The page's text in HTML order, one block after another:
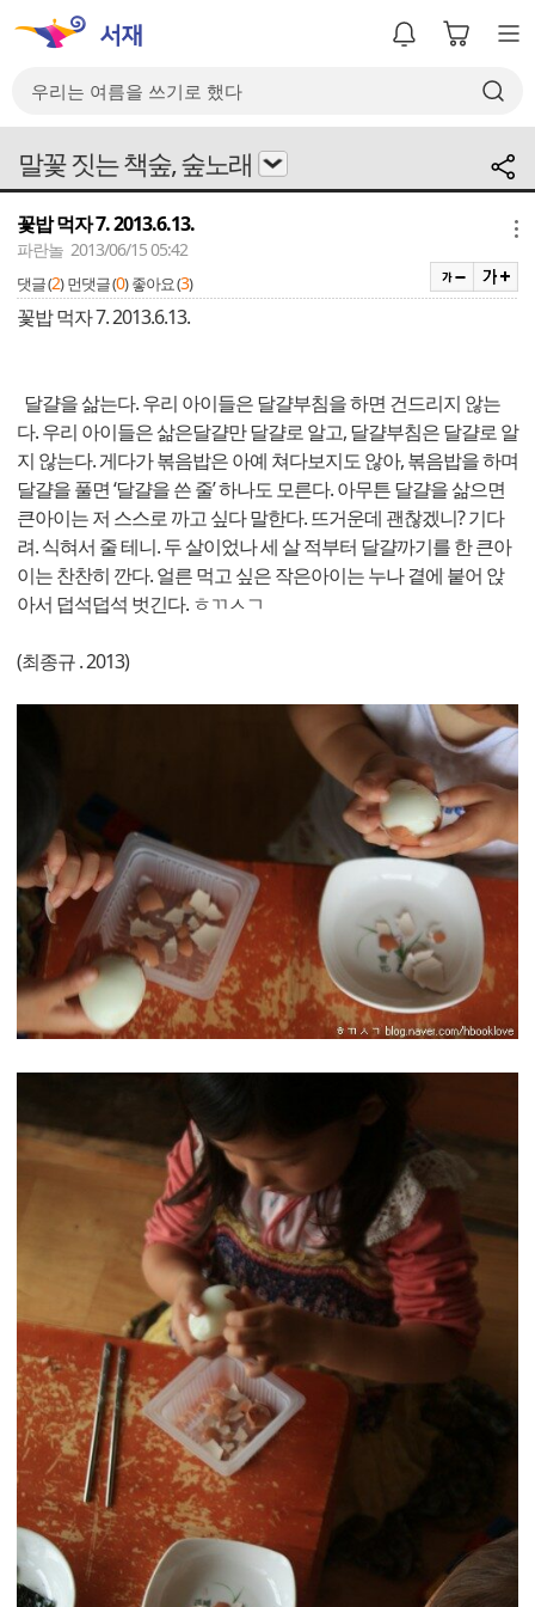
말꽃 짓는 책숲, 숲노래
꽃밥 먹자 7. 2013.6.13.
파란놀 2013/06/15 05:42
댓글 (2) 먼댓글 (0) 좋아요 (3)
꽃밥 먹자 7. 2013.6.13.
달걀을 삶는다. 우리 아이들은 달걀부침을 하면 건드리지 않는
다. 우리 아이들은 삶은달걀만 달걀로 알고, 달걀부침은 달걀로 알
지 않는다. 게다가 볶음밥은 아예 쳐다보지도 않아, 볶음밥을 하며
달걀을 풀면 ‘달걀을 쓴 줄’ 하나도 모른다. 아무튼 달걀을 삶으면
큰아이는 저 스스로 까고 싶다 말한다. 뜨거운데 괜찮겠니? 기다
려. 식혀서 줄 테니. 두 살이었나 세 살 적부터 달걀까기를 한 큰아
이는 찬찬히 깐다. 얼른 먹고 싶은 작은아이는 누나 곁에 붙어 앉
아서 덥석덥석 벗긴다. ㅎㄲㅅㄱ
(최종규 . 2013)